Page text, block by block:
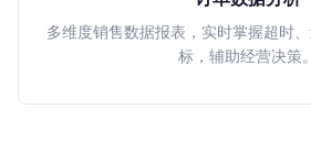
多维度销售数据报表，实时掌握超时
标，辅助经营决策。